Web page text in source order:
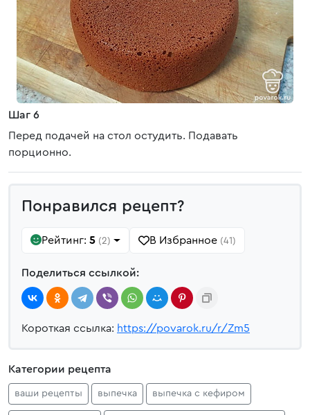
Шаг 6
Перед подачей на стол остудить. Подавать
порционно.
Понравился рецепт?
Рейтинг: 5 (2) В Избранное (41)
Поделиться ссылкой:
Короткая ссылка: https://povarok.ru/r/Zm5
Категории рецепта
ваши рецепты выпечка выпечка с кефиром